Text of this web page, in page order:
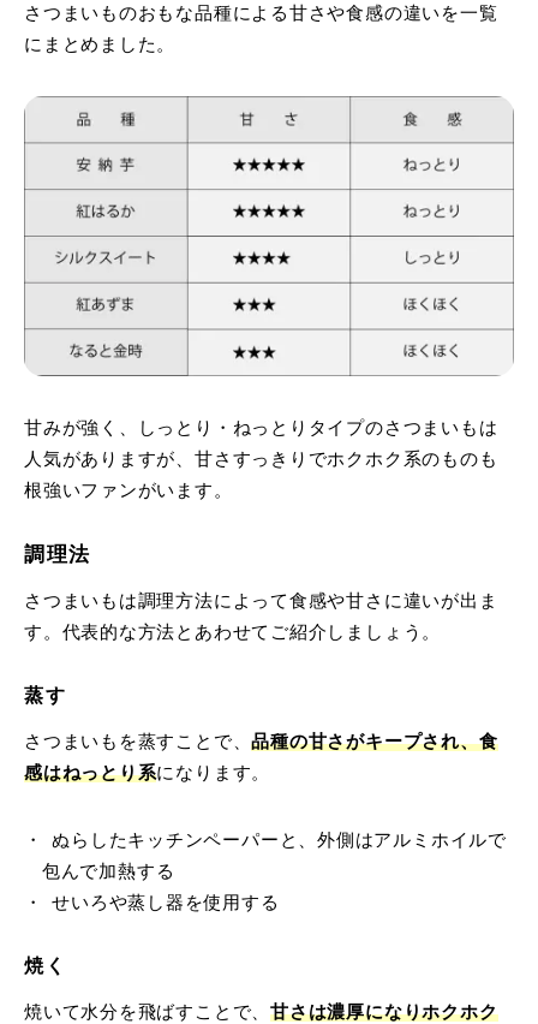
さつまいものおもな品種による甘さや食感の違いを一覧
にまとめました。
甘みが強く、しっとり・ねっとりタイプのさつまいもは
人気がありますが、甘さすっきりでホクホク系のものも
根強いファンがいます。
調理法
さつまいもは調理方法によって食感や甘さに違いが出ま
す。代表的な方法とあわせてご紹介しましょう。
蒸す
さつまいもを蒸すことで、品種の甘さがキープされ、食
感はねっとり系になります。
ぬらしたキッチンペーパーと、外側はアルミホイルで
包んで加熱する
せいろや蒸し器を使用する
焼く
焼いて水分を飛ばすことで、甘さは濃厚になりホクホク